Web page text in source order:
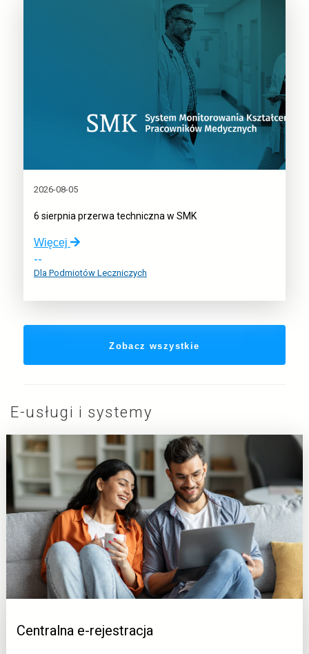
6 sierpnia przerwa techniczna w SMK
2026-08-05
Więcej
o:
sierpnia
techniczna
--
Dla Podmiotów Leczniczych
Zobacz wszystkie
E-usługi i systemy
Centralna e-rejestracja